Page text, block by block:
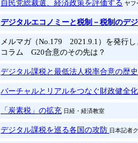
自民党総裁選、経済政策を評価する ヤフ
デジタルエコノミーと税制－税制のデ
メルマガ（No.179 2021.9.1）を発行し
コラム G20合意のその先は？
デジタル課税と最低法人税率合意の歴
バーチャルとリアルをつなぐ財政健全
「炭素税」の拡充 日経・経済教室
デジタル課税を巡る各国の攻防 日本記者